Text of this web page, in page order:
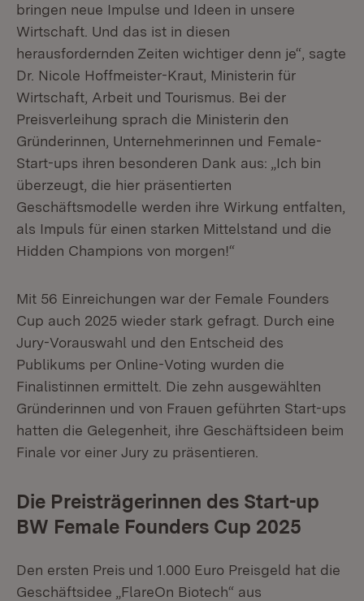
bringen neue Impulse und Ideen in unsere
Wirtschaft. Und das ist in diesen
herausfordernden Zeiten wichtiger denn je“, sagte
Dr. Nicole Hoffmeister-Kraut, Ministerin für
Wirtschaft, Arbeit und Tourismus. Bei der
Preisverleihung sprach die Ministerin den
Gründerinnen, Unternehmerinnen und Female-
Start-ups ihren besonderen Dank aus: „Ich bin
überzeugt, die hier präsentierten
Geschäftsmodelle werden ihre Wirkung entfalten,
als Impuls für einen starken Mittelstand und die
Hidden Champions von morgen!“
Mit 56 Einreichungen war der Female Founders
Cup auch 2025 wieder stark gefragt. Durch eine
Jury-Vorauswahl und den Entscheid des
Publikums per Online-Voting wurden die
Finalistinnen ermittelt. Die zehn ausgewählten
Gründerinnen und von Frauen geführten Start-ups
hatten die Gelegenheit, ihre Geschäftsideen beim
Finale vor einer Jury zu präsentieren.
Die Preisträgerinnen des Start-up
BW Female Founders Cup 2025
Den ersten Preis und 1.000 Euro Preisgeld hat die
Geschäftsidee „FlareOn Biotech“ aus